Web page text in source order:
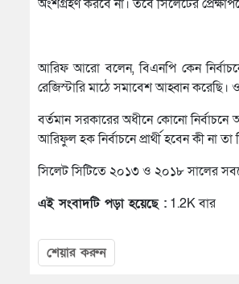
অংশগ্রহণ করবে না। তবে সিলেটের
আরিফ আরো বলেন, বিএনপি কেন
রেজিস্টারি মাঠে সমাবেশ আহ্বান
বর্তমান সরকারের অধীনে কোনো নির্বাচনে
আরিফুল হক নির্বাচনে প্রার্থী হবেন কী না
সিলেট সিটিতে ২০১৩ ও ২০১৮ সালের
এই সংবাদটি পড়া হয়েছে : 1.2K বার
শেয়ার করুন